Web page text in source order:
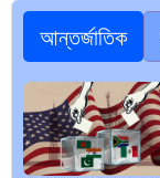
আন্তর্জাতিক